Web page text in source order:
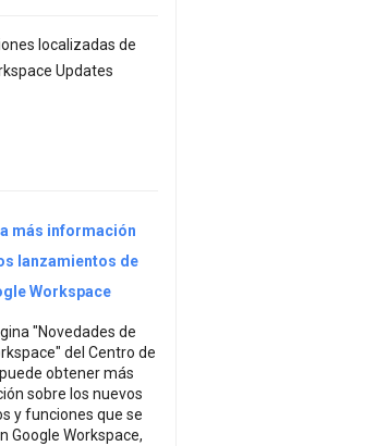
localizadas de
Updates
más información
lanzamientos de
Workspace
"Novedades de
del Centro de
obtener más
sobre los nuevos
y funciones que se
Google Workspace,